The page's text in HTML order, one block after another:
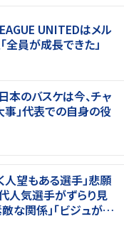
UNITEDはメル
員が成長できた」
本のバスケは今、チャ
事」代表での自身の役
人望もある選手」悲願
人気選手がずらり見
な関係」「ビジュが良